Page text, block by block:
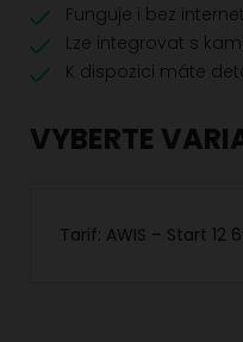
Funguje i bez
Lze integrovat s
K dispozici máte
VYBERTE